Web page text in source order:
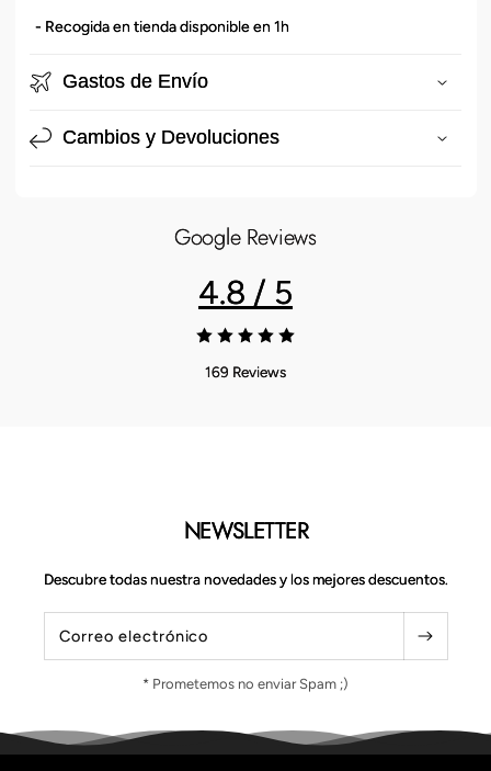
e
i
o
- Recogida en tienda disponible en 1h
Gastos de Envío
Cambios y Devoluciones
Google Reviews
4.8 / 5
169 Reviews
NEWSLETTER
Descubre todas nuestra novedades y los mejores descuentos.
Correo electrónico
* Prometemos no enviar Spam ;)